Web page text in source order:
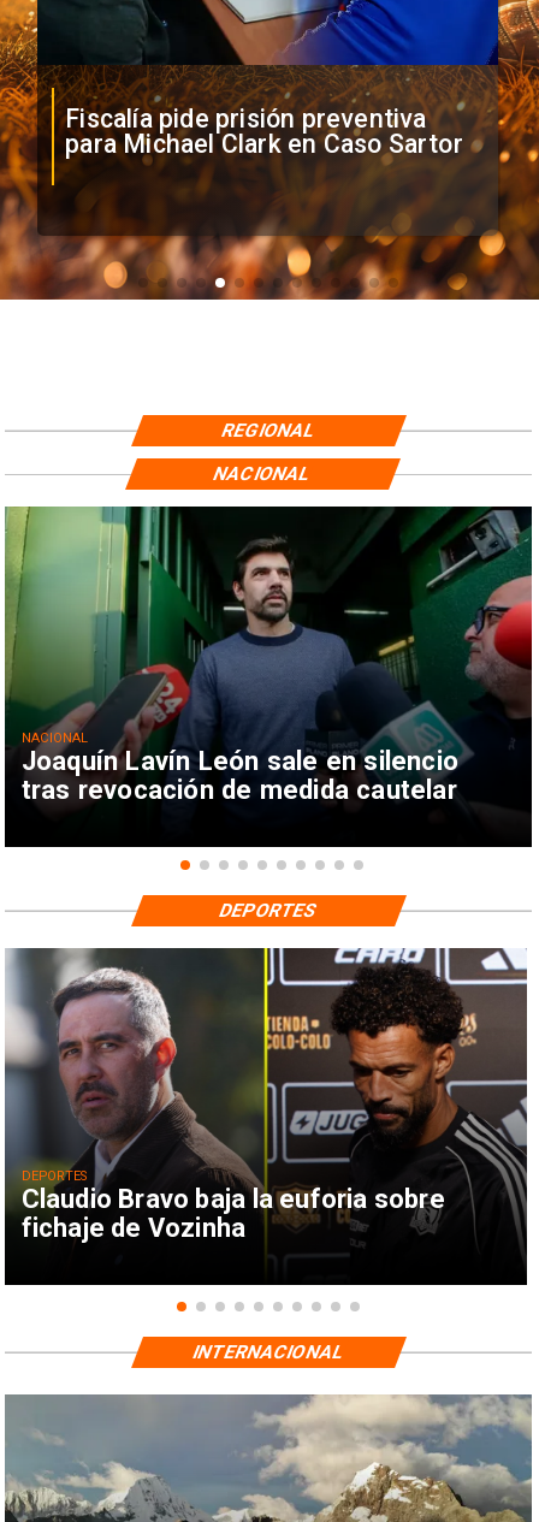
Fiscalía pide prisión preventiva
para Michael Clark en Caso Sartor
REGIONAL
Joaquín Lavín León sale en silencio
tras revocación de medida cautelar
NACIONAL
NACIONAL
Claudio Bravo baja la euforia sobre
fichaje de Vozinha
DEPORTES
DEPORTES
INTERNACIONAL